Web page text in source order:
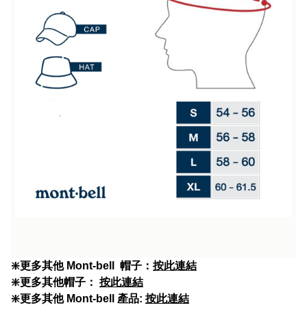
❇️更多其他 Mont-bell 帽子： 按此連結
❇️更多其他帽子： 按此連結
❇️更多其他 Mont-bell 產品: 按此連結